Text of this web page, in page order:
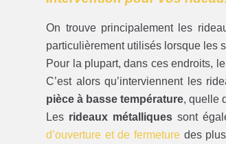
On trouve principalement les
particulièrement utilisés lorsque les
Pour la plupart, dans ces endroits,
C’est alors qu’interviennent les
pièce à basse température, quelle
Les rideaux métalliques sont
d’ouverture et de fermeture des